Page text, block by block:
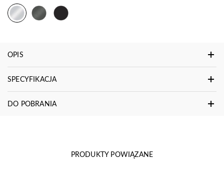
OPIS
SPECYFIKACJA
DO POBRANIA
PRODUKTY POWIĄZANE